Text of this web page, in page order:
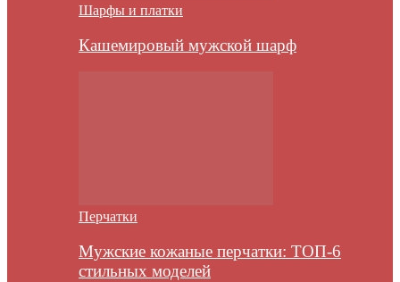
Шарфы и платки
Кашемировый мужской шарф
Перчатки
Мужские кожаные перчатки: ТОП-6
стильных моделей